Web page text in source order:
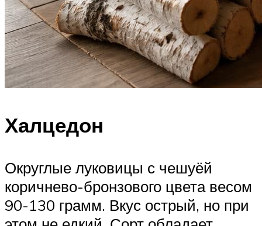
Халцедон
Округлые луковицы с чешуёй
коричнево-бронзового цвета весом
90-130 грамм. Вкус острый, но при